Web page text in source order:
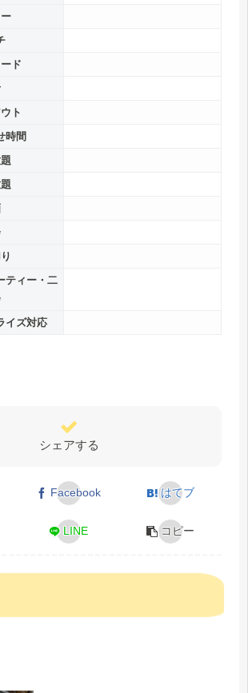
ド
ト
時間
ティー・二
イズ対応
シェアする
Facebook はてブ
LINE コピー